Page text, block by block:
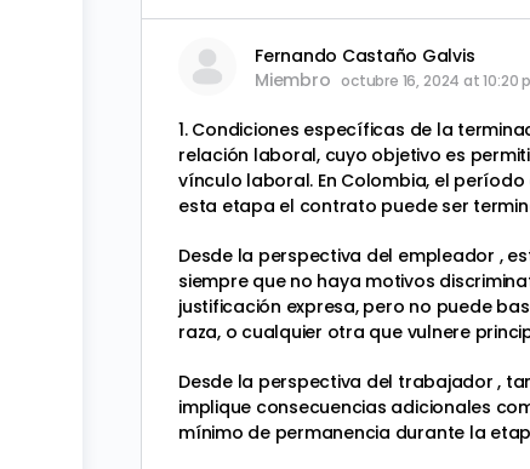
Fernando Castaño Galvis
Miembro octubre 16, 2024 at 10:20
1. Condiciones específicas de la
relación laboral, cuyo objetivo es
vínculo laboral. En Colombia, el
esta etapa el contrato puede ser
Desde la perspectiva del empleador ,
siempre que no haya motivos
justificación expresa, pero no puede
raza, o cualquier otra que vulnere
Desde la perspectiva del trabajador ,
implique consecuencias adicionales
mínimo de permanencia durante la